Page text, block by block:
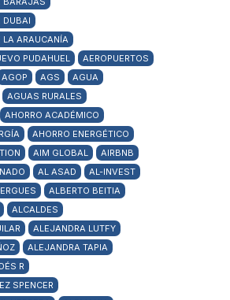
DUBAI
LA ARAUCANÍA
PUDAHUEL
AEROPUERTOS
AGOP AGS
AGUA
AGUAS RURALES
AHORRO ACADÉMICO
AHORRO ENERGÉTICO
AIM GLOBAL
AIRBNB
AL ASAD
AL-INVEST
ALBERTO BEITIA
ALCALDES
ALEJANDRA LUTFY
ALEJANDRA TAPIA
R
SPENCER